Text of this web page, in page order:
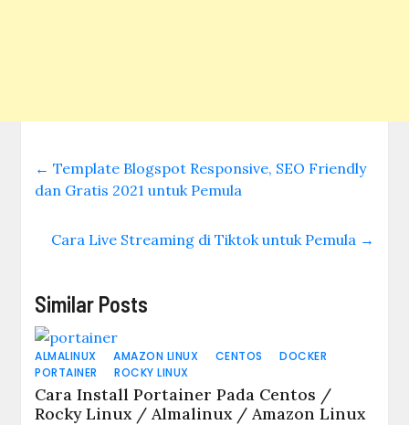
← Template Blogspot Responsive, SEO Friendly
dan Gratis 2021 untuk Pemula
Cara Live Streaming di Tiktok untuk Pemula →
Similar Posts
ALMALINUX AMAZON LINUX CENTOS
DOCKER
PORTAINER
ROCKY LINUX
Cara Install Portainer Pada Centos /
Rocky Linux / Almalinux / Amazon Linux